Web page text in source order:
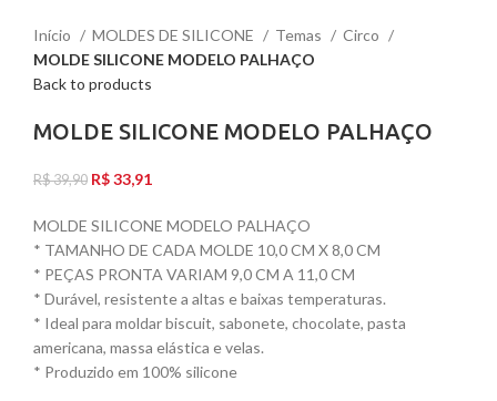
Início MOLDES DE SILICONE Temas
Circo
MOLDE SILICONE MODELO PALHAÇO
Back to products
MOLDE SILICONE MODELO PALHAÇO
R$39,90 R$33,91
MOLDE SILICONE MODELO PALHAÇO
* TAMANHO DE CADA MOLDE 10,0 CM X 8,0 CM
* PEÇAS PRONTA VARIAM 9,0 CM A 11,0 CM
* Durável, resistente a altas e baixas temperaturas.
* Ideal para moldar biscuit, sabonete, chocolate, pasta
americana, massa elástica e velas.
* Produzido em 100% silicone